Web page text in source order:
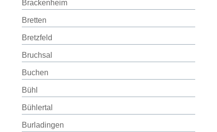
Brackenheim
Bretten
Bretzfeld
Bruchsal
Buchen
Bühl
Bühlertal
Burladingen